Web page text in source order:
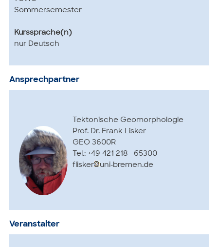
Sommersemester
Kurssprache(n)
nur Deutsch
Ansprechpartner
Tektonische Geomorphologie
Prof. Dr. Frank Lisker
GEO 3600R
Tel.: +49 421 218 - 65300
flisker
uni-bremen.de
Veranstalter